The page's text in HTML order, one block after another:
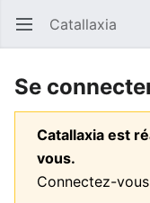
Ouvrir le menu principal Catallaxia
Se
Catallaxia est
vous.
Connectez-